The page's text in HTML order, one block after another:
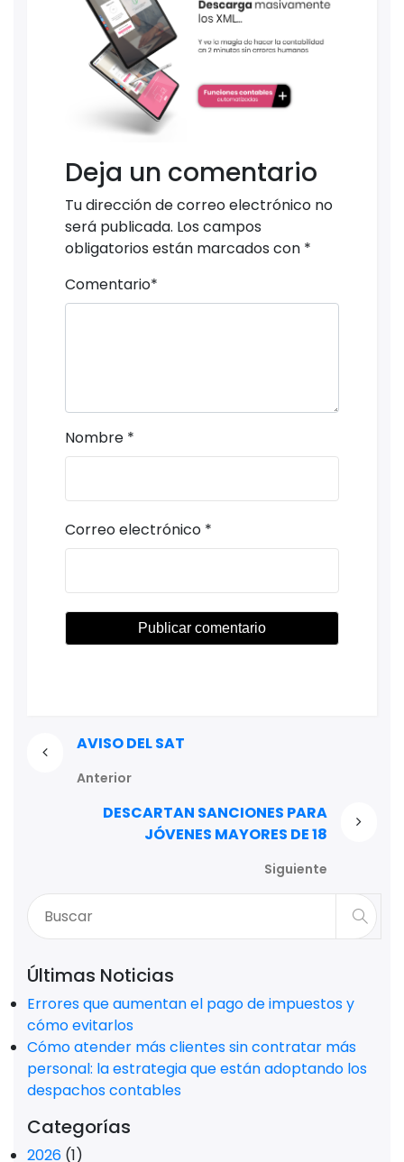
Deja un comentario
Tu dirección de correo electrónico no
será publicada. Los campos
obligatorios están marcados con *
Comentario*
Nombre *
Correo electrónico *
AVISO DEL SAT
Anterior
DESCARTAN SANCIONES PARA
JÓVENES MAYORES DE 18
Siguiente
Últimas Noticias
Errores que aumentan el pago de impuestos y
cómo evitarlos
Cómo atender más clientes sin contratar más
personal: la estrategia que están adoptando los
despachos contables
Categorías
2026 (1)